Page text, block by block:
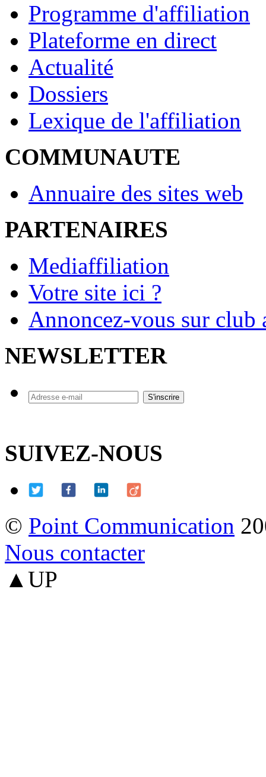
Programme d'affiliation
Plateforme en direct
Actualité
Dossiers
Lexique de l'affiliation
COMMUNAUTE
Annuaire des sites web
PARTENAIRES
Mediaffiliation
Votre site ici ?
Annoncez-vous sur
NEWSLETTER
SUIVEZ-NOUS
© Point Communication
Nous contacter
▲UP